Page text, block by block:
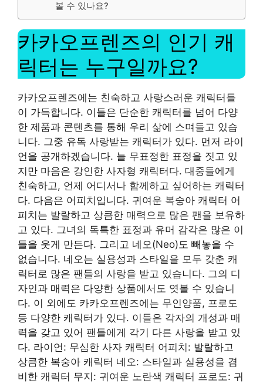
볼 수 있나요?
카카오프렌즈의 인기 캐
릭터는 누구일까요?
카카오프렌즈에는 친숙하고 사랑스러운 캐릭터들
이 가득합니다. 이들은 단순한 캐릭터를 넘어 다양
한 제품과 콘텐츠를 통해 우리 삶에 스며들고 있습
니다. 그중 유독 사랑받는 캐릭터가 있다. 먼저 라이
언을 공개하겠습니다. 늘 무표정한 표정을 짓고 있
지만 마음은 강인한 사자형 캐릭터다. 대중들에게
친숙하고, 언제 어디서나 함께하고 싶어하는 캐릭터
다. 다음은 어피치입니다. 귀여운 복숭아 캐릭터 어
피치는 발랄하고 상큼한 매력으로 많은 팬을 보유하
고 있다. 그녀의 독특한 표정과 유머 감각은 많은 이
들을 웃게 만든다. 그리고 네오(Neo)도 빼놓을 수
없습니다. 네오는 실용성과 스타일을 모두 갖춘 캐
릭터로 많은 팬들의 사랑을 받고 있습니다. 그의 디
자인과 매력은 다양한 상품에서도 엿볼 수 있습니
다. 이 외에도 카카오프렌즈에는 무인양품, 프로도
등 다양한 캐릭터가 있다. 이들은 각자의 개성과 매
력을 갖고 있어 팬들에게 각기 다른 사랑을 받고 있
다. 라이언: 무심한 사자 캐릭터 어피치: 발랄하고
상큼한 복숭아 캐릭터 네오: 스타일과 실용성을 겸
비한 캐릭터 무지: 귀여운 노란색 캐릭터 프로도: 귀